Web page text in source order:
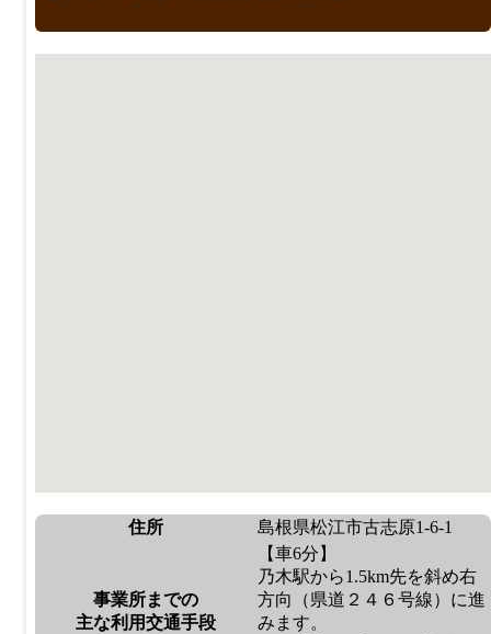
住所 島根県松江市古志原1-6-1
事業所までの
主な利用交通手段
【車6分】
乃木駅から1.5km先を斜め右
方向（県道２４６号線）に進
みます。